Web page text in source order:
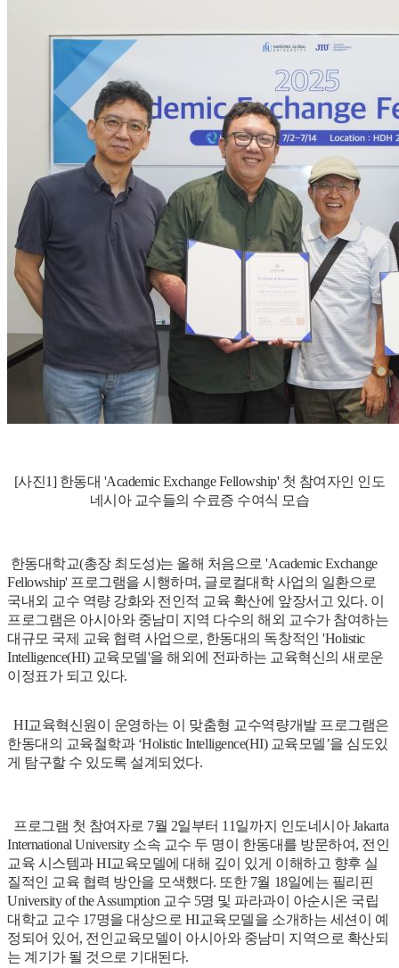
[사진1] 한동대 'Academic Exchange Fellowship' 첫 참여자인 인도
네시아 교수들의 수료증 수여식 모습
한동대학교(총장 최도성)는 올해 처음으로 'Academic Exchange
Fellowship' 프로그램을 시행하며, 글로컬대학 사업의 일환으로
국내외 교수 역량 강화와 전인적 교육 확산에 앞장서고 있다. 이
프로그램은 아시아와 중남미 지역 다수의 해외 교수가 참여하는
대규모 국제 교육 협력 사업으로, 한동대의 독창적인 'Holistic
Intelligence(HI) 교육모델'을 해외에 전파하는 교육혁신의 새로운
이정표가 되고 있다.
HI교육혁신원이 운영하는 이 맞춤형 교수역량개발 프로그램은
한동대의 교육철학과 ‘Holistic Intelligence(HI) 교육모델’을 심도있
게 탐구할 수 있도록 설계되었다.
프로그램 첫 참여자로 7월 2일부터 11일까지 인도네시아 Jakarta
International University 소속 교수 두 명이 한동대를 방문하여, 전인
교육 시스템과 HI교육모델에 대해 깊이 있게 이해하고 향후 실
질적인 교육 협력 방안을 모색했다. 또한 7월 18일에는 필리핀
University of the Assumption 교수 5명 및 파라과이 아순시온 국립
대학교 교수 17명을 대상으로 HI교육모델을 소개하는 세션이 예
정되어 있어, 전인교육모델이 아시아와 중남미 지역으로 확산되
는 계기가 될 것으로 기대된다.